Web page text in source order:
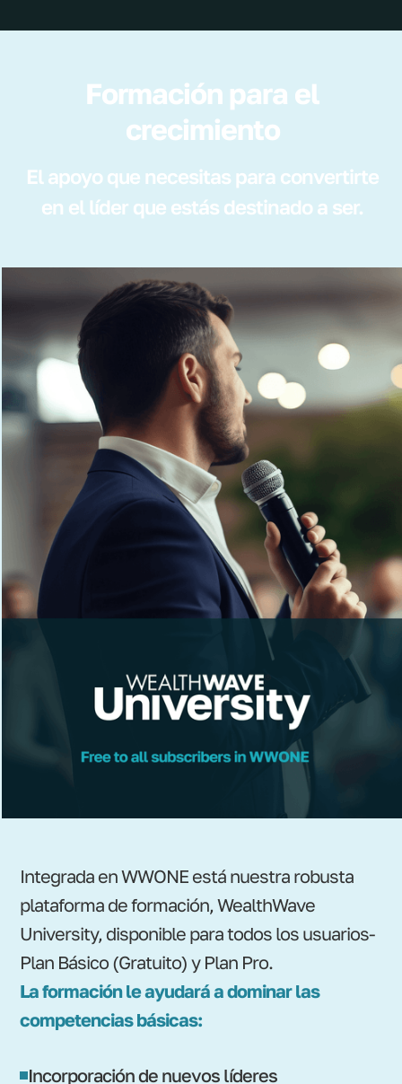
Formación para el
crecimiento
El apoyo que necesitas para convertirte
en el líder que estás destinado a ser.
Integrada en WWONE está nuestra robusta
plataforma de formación, WealthWave
University, disponible para todos los usuarios-
Plan Básico (Gratuito) y Plan Pro.
La formación le ayudará a dominar las
competencias básicas:
Incorporación de nuevos líderes